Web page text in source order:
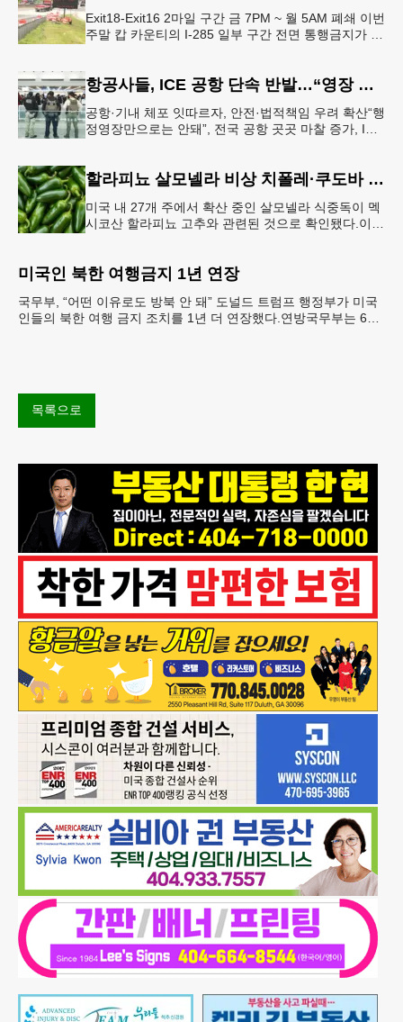
Exit18-Exit16 2마일 구간 금 7PM ~ 월 5AM 폐쇄 이번
주말 캅 카운티의 I-285 일부 구간 전면 통행금지가 시
항공사들, ICE 공항 단속 반발…“영장 없인 협조 불가”
공항·기내 체포 잇따르자, 안전·법적책임 우려 확산“행
정영장만으로는 안돼”, 전국 공항 곳곳 마찰 증가, ICE
할라피뇨 살모넬라 비상 치폴레·쿠도바 긴급 회수
미국 내 27개 주에서 확산 중인 살모넬라 식중독이 멕
시코산 할라피뇨 고추와 관련된 것으로 확인됐다.이에
미국인 북한 여행금지 1년 연장
국무부, “어떤 이유로도 방북 안 돼” 도널드 트럼프 행정부가 미국
인들의 북한 여행 금지 조치를 1년 더 연장했다.연방국무부는 6일
목록으로